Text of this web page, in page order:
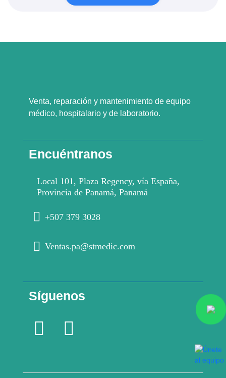
Venta, reparación y mantenimiento de equipo
médico, hospitalario y de laboratorio.
Encuéntranos
Local 101, Plaza Regency, vía España,
Provincia de Panamá, Panamá
+507 379 3028
Ventas.pa@stmedic.com
Síguenos